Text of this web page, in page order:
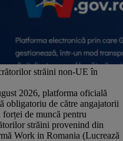
străini non-UE în
2026, platforma oficială
obligatoriu de către angajatorii
de muncă pentru
străini provenind din
Work in Romania (Lucrează